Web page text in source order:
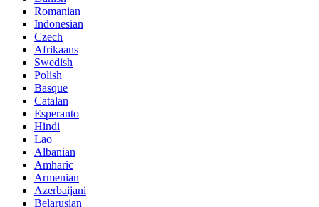
Romanian
Indonesian
Czech
Afrikaans
Swedish
Polish
Basque
Catalan
Esperanto
Hindi
Lao
Albanian
Amharic
Armenian
Azerbaijani
Belarusian